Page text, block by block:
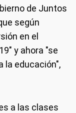
de Juntos
según
en el
y ahora "se
la educación",
a las clases